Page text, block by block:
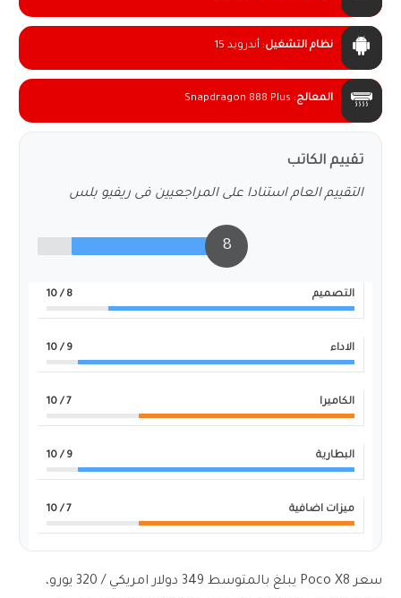
نظام التشغيل: أندرويد 15
المعالج:
Snapdragon 888 Plus
تقييم الكاتب
التقييم العام استنادا على المراجعيين فى ريفيو بلس
8
التصميم 8
/ 10
الاداء 9
/ 10
الكاميرا 7
/ 10
البطارية 9
/ 10
ميزات اضافية 7
/ 10
سعر Poco X8 يبلغ بالمتوسط 349 دولار امريكي / 320 يورو،